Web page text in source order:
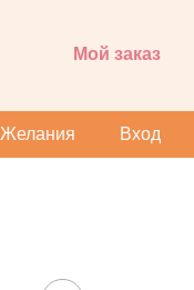
Мой заказ
Желания Вход